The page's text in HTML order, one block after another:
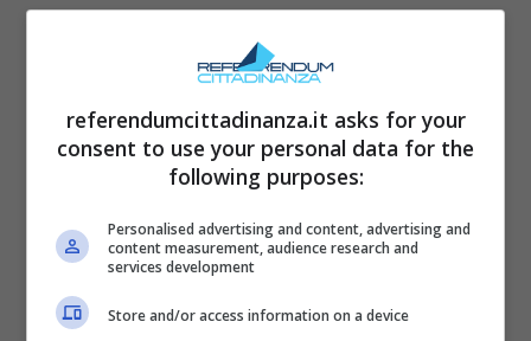
serie tanto amata dal pubblico.Nel
frattempo, gli studenti della 5B si avvicinano
per il loro futuro.Le tensioni sentimentali non
mancano, con l’ex di Nina che torna a far
Gavino), personaggio già noto per le sue
responsabilità e fragilità. La serie continua a
esplorare queste dinamiche con la sensibilità
referendumcittadinanza.it asks for your
consent to use your personal data for the
following purposes:
Personalised advertising and content, advertising and
content measurement, audience research and
services development
Store and/or access information on a device